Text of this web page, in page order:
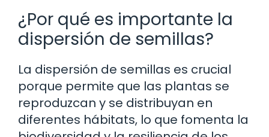
¿Por qué es importante la
dispersión de semillas?
La dispersión de semillas es crucial
porque permite que las plantas se
reproduzcan y se distribuyan en
diferentes hábitats, lo que fomenta la